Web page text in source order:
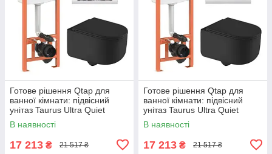
Готове рішення Qtap для
ванної кімнати: підвісний
унітаз Taurus Ultra Quiet
490x360x380 + комплект
інсталяції Nest 4 в 1
В наявності
17 213 ₴ 21 517 ₴
Готове рішення Qtap для
ванної кімнати: підвісний
унітаз Taurus Ultra Quiet
490x360x380 + комплект
інсталяції Nest 4 в 1 (кругла
В наявності
17 213 ₴ 21 517 ₴